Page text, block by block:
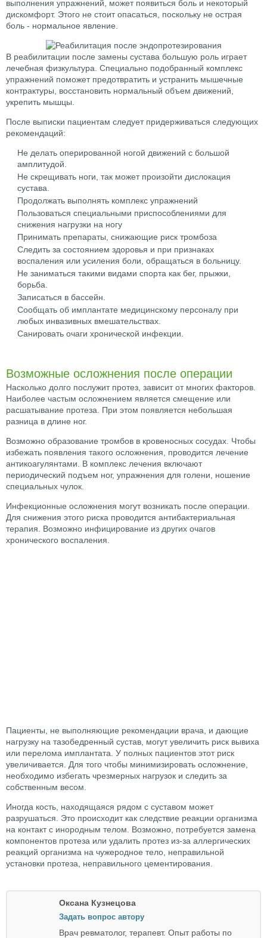
выполнения упражнений, может появиться боль и некоторый
дискомфорт. Этого не стоит опасаться, поскольку не острая
боль - нормальное явление.
В реабилитации после замены сустава большую роль играет
лечебная физкультура. Специально подобранный комплекс
упражнений поможет предотвратить и устранить мышечные
контрактуры, восстановить нормальный объем движений,
укрепить мышцы.
После выписки пациентам следует придерживаться следующих
рекомендаций:
Не делать оперированной ногой движений с большой
амплитудой.
Не скрещивать ноги, так может произойти дислокация
сустава.
Продолжать выполнять комплекс упражнений
Пользоваться специальными приспособлениями для
снижения нагрузки на ногу
Принимать препараты, снижающие риск тромбоза
Следить за состоянием здоровья и при признаках
воспаления или усиления боли, обращаться в больницу.
Не заниматься такими видами спорта как бег, прыжки,
борьба.
Записаться в бассейн.
Сообщать об имплантате медицинскому персоналу при
любых инвазивных вмешательствах.
Санировать очаги хронической инфекции.
Возможные осложнения после операции
Насколько долго послужит протез, зависит от многих факторов.
Наиболее частым осложнением является смещение или
расшатывание протеза. При этом появляется небольшая
разница в длине ног.
Возможно образование тромбов в кровеносных сосудах. Чтобы
избежать появления такого осложнения, проводится лечение
антикоагулянтами. В комплекс лечения включают
периодический подъем ног, упражнения для голени, ношение
специальных чулок.
Инфекционные осложнения могут возникать после операции.
Для снижения этого риска проводится антибактериальная
терапия. Возможно инфицирование из других очагов
хронического воспаления.
Пациенты, не выполняющие рекомендации врача, и дающие
нагрузку на тазобедренный сустав, могут увеличить риск вывиха
или перелома имплантата. У полных пациентов этот риск
увеличивается. Для того чтобы минимизировать осложнение,
необходимо избегать чрезмерных нагрузок и следить за
собственным весом.
Иногда кость, находящаяся рядом с суставом может
разрушаться. Это происходит как следствие реакции организма
на контакт с инородным телом. Возможно, потребуется замена
компонентов протеза или удалить протез из-за аллергических
реакций организма на чужеродное тело, неправильной
установки протеза, неправильного цементирования.
Оксана Кузнецова
Задать вопрос автору
Врач ревматолог, терапевт. Опыт работы по